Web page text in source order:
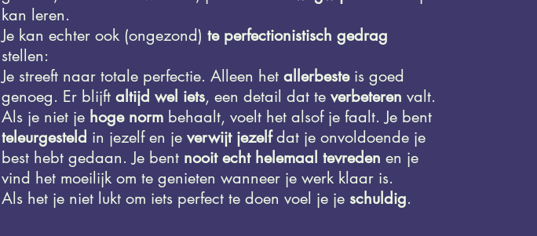
kan leren.
Je kan echter ook (ongezond) te perfectionistisch gedrag
stellen:
Je streeft naar totale perfectie. Alleen het allerbeste is goed
genoeg. Er blijft altijd wel iets, een detail dat te verbeteren valt.
Als je niet je hoge normbehaalt, voelt het alsof je faalt. Je bent
teleurgesteld in jezelf en je verwijt jezelfdat je onvoldoende je
best hebt gedaan. Je bent nooit echt helemaal tevreden en je
vind het moeilijk om te genieten wanneer je werk klaar is.
Als het je niet lukt om iets perfect te doen voel je je schuldig.